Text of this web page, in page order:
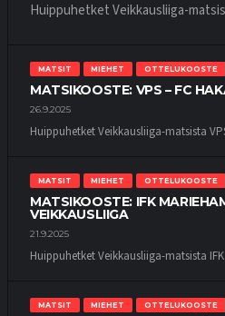
Huippuhetket Veikkausliiga-
MATSIT MIEHET OTTELUKOOSTE
MATSIKOOSTE: VPS – FC
26.9.2025
Huippuhetket Veikkausliiga-matsista
MATSIT MIEHET OTTELUKOOSTE
MATSIKOOSTE: IFK
VEIKKAUSLIIGA
21.9.2025
Huippuhetket Veikkausliiga-matsista
MATSIT MIEHET OTTELUKOOSTE